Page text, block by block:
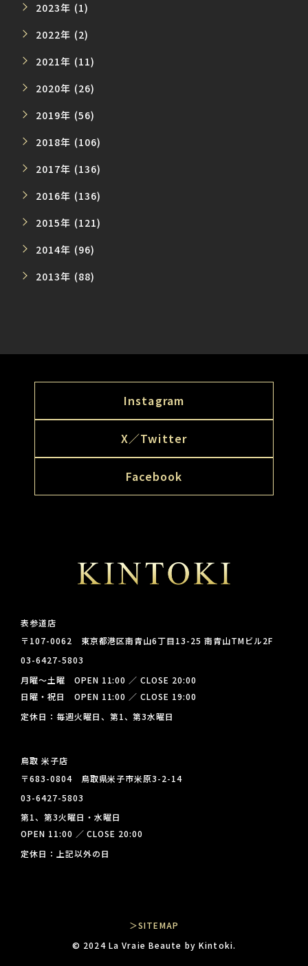
2023年 (1)
2022年 (2)
2021年 (11)
2020年 (26)
2019年 (56)
2018年 (106)
2017年 (136)
2016年 (136)
2015年 (121)
2014年 (96)
2013年 (88)
Instagram
X／Twitter
Facebook
表参道店
〒107-0062 東京都港区南青山6丁目13-25 南青山TMビル2F
03-6427-5803
月曜～土曜 OPEN 11:00 ／ CLOSE 20:00
日曜・祝日 OPEN 11:00 ／ CLOSE 19:00
定休日：毎週火曜日、第1、第3水曜日
鳥取 米子店
〒683-0804 鳥取県米子市米原3-2-14
03-6427-5803
第1、第3火曜日・水曜日
OPEN 11:00 ／ CLOSE 20:00
定休日：上記以外の日
＞SITEMAP
© 2024 La Vraie Beaute by Kintoki.